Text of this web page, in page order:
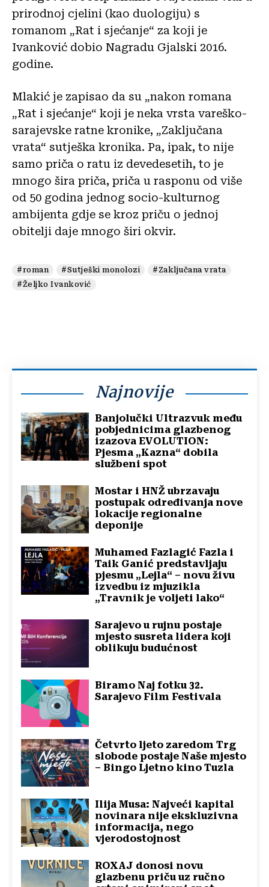
prirodnoj cjelini (kao duologiju) s
romanom „Rat i sjećanje“ za koji je
Ivanković dobio Nagradu Gjalski 2016.
godine.
Mlakić je zapisao da su „nakon romana
„Rat i sjećanje“ koji je neka vrsta vareško-
sarajevske ratne kronike, „Zaključana
vrata“ sutješka kronika. Pa, ipak, to nije
samo priča o ratu iz devedesetih, to je
mnogo šira priča, priča u rasponu od više
od 50 godina jednog socio-kulturnog
ambijenta gdje se kroz priču o jednoj
obitelji daje mnogo širi okvir.
#roman #Sutješki monolozi
#Zaključana vrata
#Željko Ivanković
Najnovije
Banjolučki Ultrazvuk među
pobjednicima glazbenog
izazova EVOLUTION:
Pjesma „Kazna“ dobila
službeni spot
Mostar i HNŽ ubrzavaju
postupak određivanja nove
lokacije regionalne
deponije
Muhamed Fazlagić Fazla i
Taik Ganić predstavljaju
pjesmu „Lejla“ – novu živu
izvedbu iz mjuzikla
„Travnik je voljeti lako“
Sarajevo u rujnu postaje
mjesto susreta lidera koji
oblikuju budućnost
Biramo Naj fotku 32.
Sarajevo Film Festivala
Četvrto ljeto zaredom Trg
slobode postaje Naše mjesto
– Bingo Ljetno kino Tuzla
Ilija Musa: Najveći kapital
novinara nije ekskluzivna
informacija, nego
vjerodostojnost
ROXAJ donosi novu
glazbenu priču uz ručno